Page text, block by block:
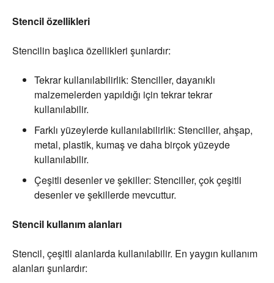
Stencil özellikleri
Stencilin başlıca özellikleri şunlardır:
Tekrar kullanılabilirlik: Stenciller, dayanıklı
malzemelerden yapıldığı için tekrar tekrar
kullanılabilir.
Farklı yüzeylerde kullanılabilirlik: Stenciller, ahşap,
metal, plastik, kumaş ve daha birçok yüzeyde
kullanılabilir.
Çeşitli desenler ve şekiller: Stenciller, çok çeşitli
desenler ve şekillerde mevcuttur.
Stencil kullanım alanları
Stencil, çeşitli alanlarda kullanılabilir. En yaygın kullanım
alanları şunlardır: